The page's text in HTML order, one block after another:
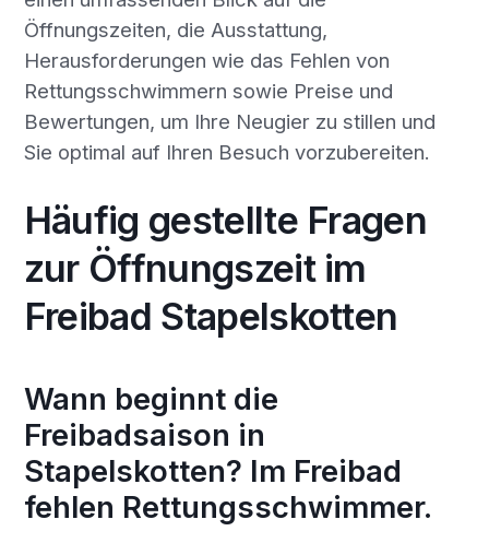
Öffnungszeiten, die Ausstattung,
Herausforderungen wie das Fehlen von
Rettungsschwimmern sowie Preise und
Bewertungen, um Ihre Neugier zu stillen und
Sie optimal auf Ihren Besuch vorzubereiten.
Häufig gestellte Fragen
zur Öffnungszeit im
Freibad Stapelskotten
Wann beginnt die
Freibadsaison in
Stapelskotten? Im Freibad
fehlen Rettungsschwimmer.